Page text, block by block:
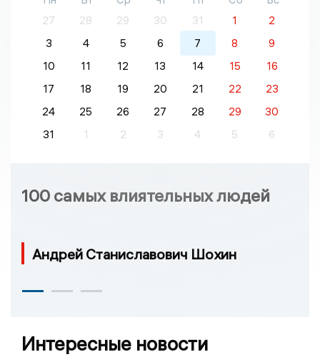
27
28 29 30 31 1
2
3
4 5 6 7 8
9
10
11 12 13 14 15
16
17
18 19 20 21 22
23
24
25 26 27 28 29
30
31
1 2 3 4 5 6
100 самых влиятельных людей
Андрей Станиславович Шохин
Интересные новости